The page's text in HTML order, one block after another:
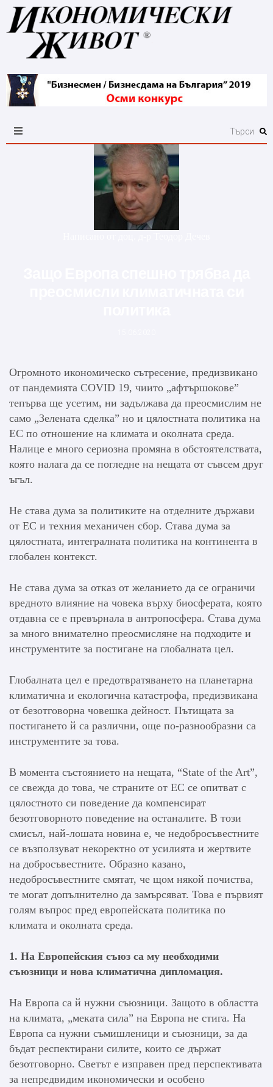
Огромното икономическо сътресение, предизвикано
от пандемията COVID 19, чиито „афтършокове”
тепърва ще усетим, ни задължава да преосмислим не
само „Зелената сделка” но и цялостната политика на
ЕС по отношение на климата и околната среда.
Налице е много сериозна промяна в обстоятелствата,
която налага да се погледне на нещата от съвсем друг
ъгъл.
Не става дума за политиките на отделните държави
от ЕС и техния механичен сбор. Става дума за
цялостната, интегралната политика на континента в
глобален контекст.
Не става дума за отказ от желанието да се ограничи
вредното влияние на човека върху биосферата, която
отдавна се е превърнала в антропосфера. Става дума
за много внимателно преосмисляне на подходите и
инструментите за постигане на глобалната цел.
Глобалната цел е предотвратяването на планетарна
климатична и екологична катастрофа, предизвикана
от безотговорна човешка дейност. Пътищата за
постигането й са различни, още по-разнообразни са
инструментите за това.
В момента състоянието на нещата, “State of the Art”,
се свежда до това, че страните от ЕС се опитват с
цялостното си поведение да компенсират
безотговорното поведение на останалите. В този
смисъл, най-лошата новина е, че недобросъвестните
се възползуват некоректно от усилията и жертвите
на добросъвестните. Образно казано,
недобросъвестните смятат, че щом някой почиства,
те могат допълнително да замърсяват. Това е първият
голям въпрос пред европейската политика по
климата и околната среда.
1. На Европейския съюз са му необходими
съюзници и нова климатична дипломация.
На Европа са й нужни съюзници. Защото в областта
на климата, „меката сила” на Европа не стига. На
Европа са нужни съмишленици и съюзници, за да
бъдат респектирани силите, които се държат
безотговорно. Светът е изправен пред перспективата
за непредвидим икономически и особено